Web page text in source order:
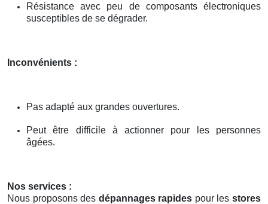
Résistance avec peu de composants électroniques
susceptibles de se dégrader.
Inconvénients :
Pas adapté aux grandes ouvertures.
Peut être difficile à actionner pour les personnes
âgées.
Nos services :
Nous proposons des dépannages rapides pour lesstores